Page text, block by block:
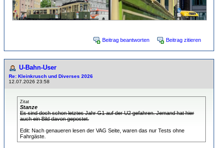
Beitrag beantworten Beitrag zitieren
U-Bahn-User
Re: Kleinkrusch und Diverses 2026
12.07.2026 23:58
Zitat
Stanze
Es sind doch schon letztes Jahr G1 auf der U2 gefahren. Jemand hat hier
auch ein Bild davon gepostet.
Edit: Nach genaueren lesen der VAG Seite, waren das nur Tests ohne
Fahrgäste.